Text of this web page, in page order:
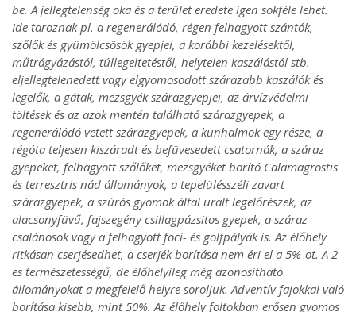
be. A jellegtelenség oka és a terület eredete igen sokféle lehet.
Ide taroznak pl. a regenerálódó, régen felhagyott szántók,
szőlők és gyümölcsösök gyepjei, a korábbi kezelésektől,
műtrágyázástól, túllegeltetéstől, helytelen kaszálástól stb.
eljellegtelenedett vagy elgyomosodott szárazabb kaszálók és
legelők, a gátak, mezsgyék szárazgyepjei, az árvízvédelmi
töltések és az azok mentén található szárazgyepek, a
regenerálódó vetett szárazgyepek, a kunhalmok egy része, a
régóta teljesen kiszáradt és befüvesedett csatornák, a száraz
gyepeket, felhagyott szőlőket, mezsgyéket borító Calamagrostis
és terresztris nád állományok, a tepelülésszéli zavart
szárazgyepek, a szúrós gyomok által uralt legelőrészek, az
alacsonyfüvű, fajszegény csillagpázsitos gyepek, a száraz
csalánosok vagy a felhagyott foci- és golfpályák is. Az élőhely
ritkásan cserjésedhet, a cserjék borítása nem éri el a 5%-ot. A 2-
es természetességű, de élőhelyileg még azonosítható
állományokat a megfelelő helyre soroljuk. Adventív fajokkal való
borítása kisebb, mint 50%. Az élőhely foltokban erősen gyomos